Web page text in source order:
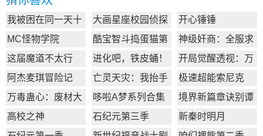
我被困在同一天十
万年
大画星座校园侦探
第2季
开心锤锤
MC怪物学院
酷宝智斗捣蛋猫第
1季
神级奸商：全服求
我别薅了
这届魔道不太行 进化吧，铁皮蛹！
开局觉醒透视：万
物皆透,我即无敌
阿杰麦琪冒险记
亡灵天灾：我抬手
百万骨海
极速超能索尼克
万毒蛊心：废材大
小姐杀疯了
哆啦A梦系列合集
境界新篇章诀别谭
篇
高校之神 石纪元第三季
新秦时明月